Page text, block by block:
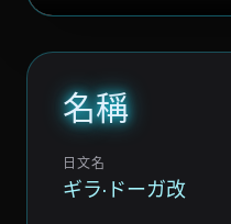
名稱
日文名
ギラ·ドーガ改